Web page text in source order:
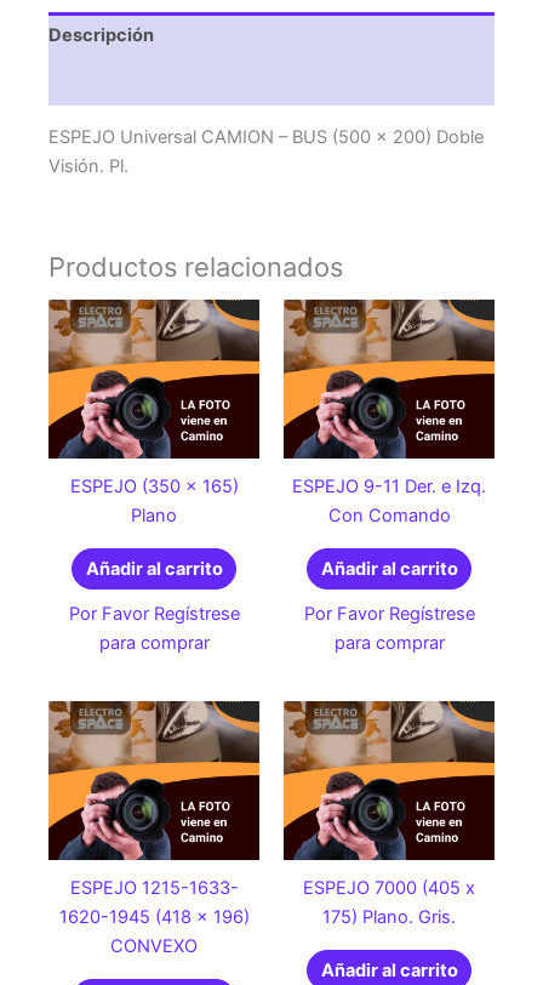
Doble
Visión.
cantidad
Descripción
ESPEJO Universal CAMION – BUS (500 x 200) Doble
Visión. Pl.
Productos relacionados
ESPEJO (350 x 165)
Plano
Añadir al carrito
Por Favor Regístrese
para comprar
ESPEJO 9-11 Der. e Izq.
Con Comando
Añadir al carrito
Por Favor Regístrese
para comprar
ESPEJO 1215-1633-
1620-1945 (418 x 196)
CONVEXO
ESPEJO 7000 (405 x
175) Plano. Gris.
Añadir al carrito